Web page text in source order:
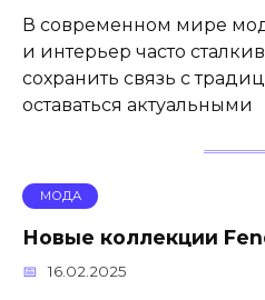
В современном мире
и интерьер часто
сохранить связь с
оставаться актуальными
МОДА
Новые коллекции
16.02.2025